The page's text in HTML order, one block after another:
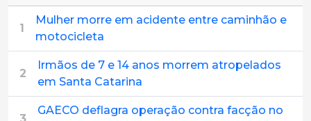
1
Mulher morre em acidente entre caminhão e
motocicleta
2
Irmãos de 7 e 14 anos morrem atropelados
em Santa Catarina
GAECO deflagra operação contra facção no